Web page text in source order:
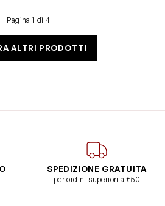
Pagina 1 di 4
ALTRI PRODOTTI
SPEDIZIONE GRATUITA
per ordini superiori a €50